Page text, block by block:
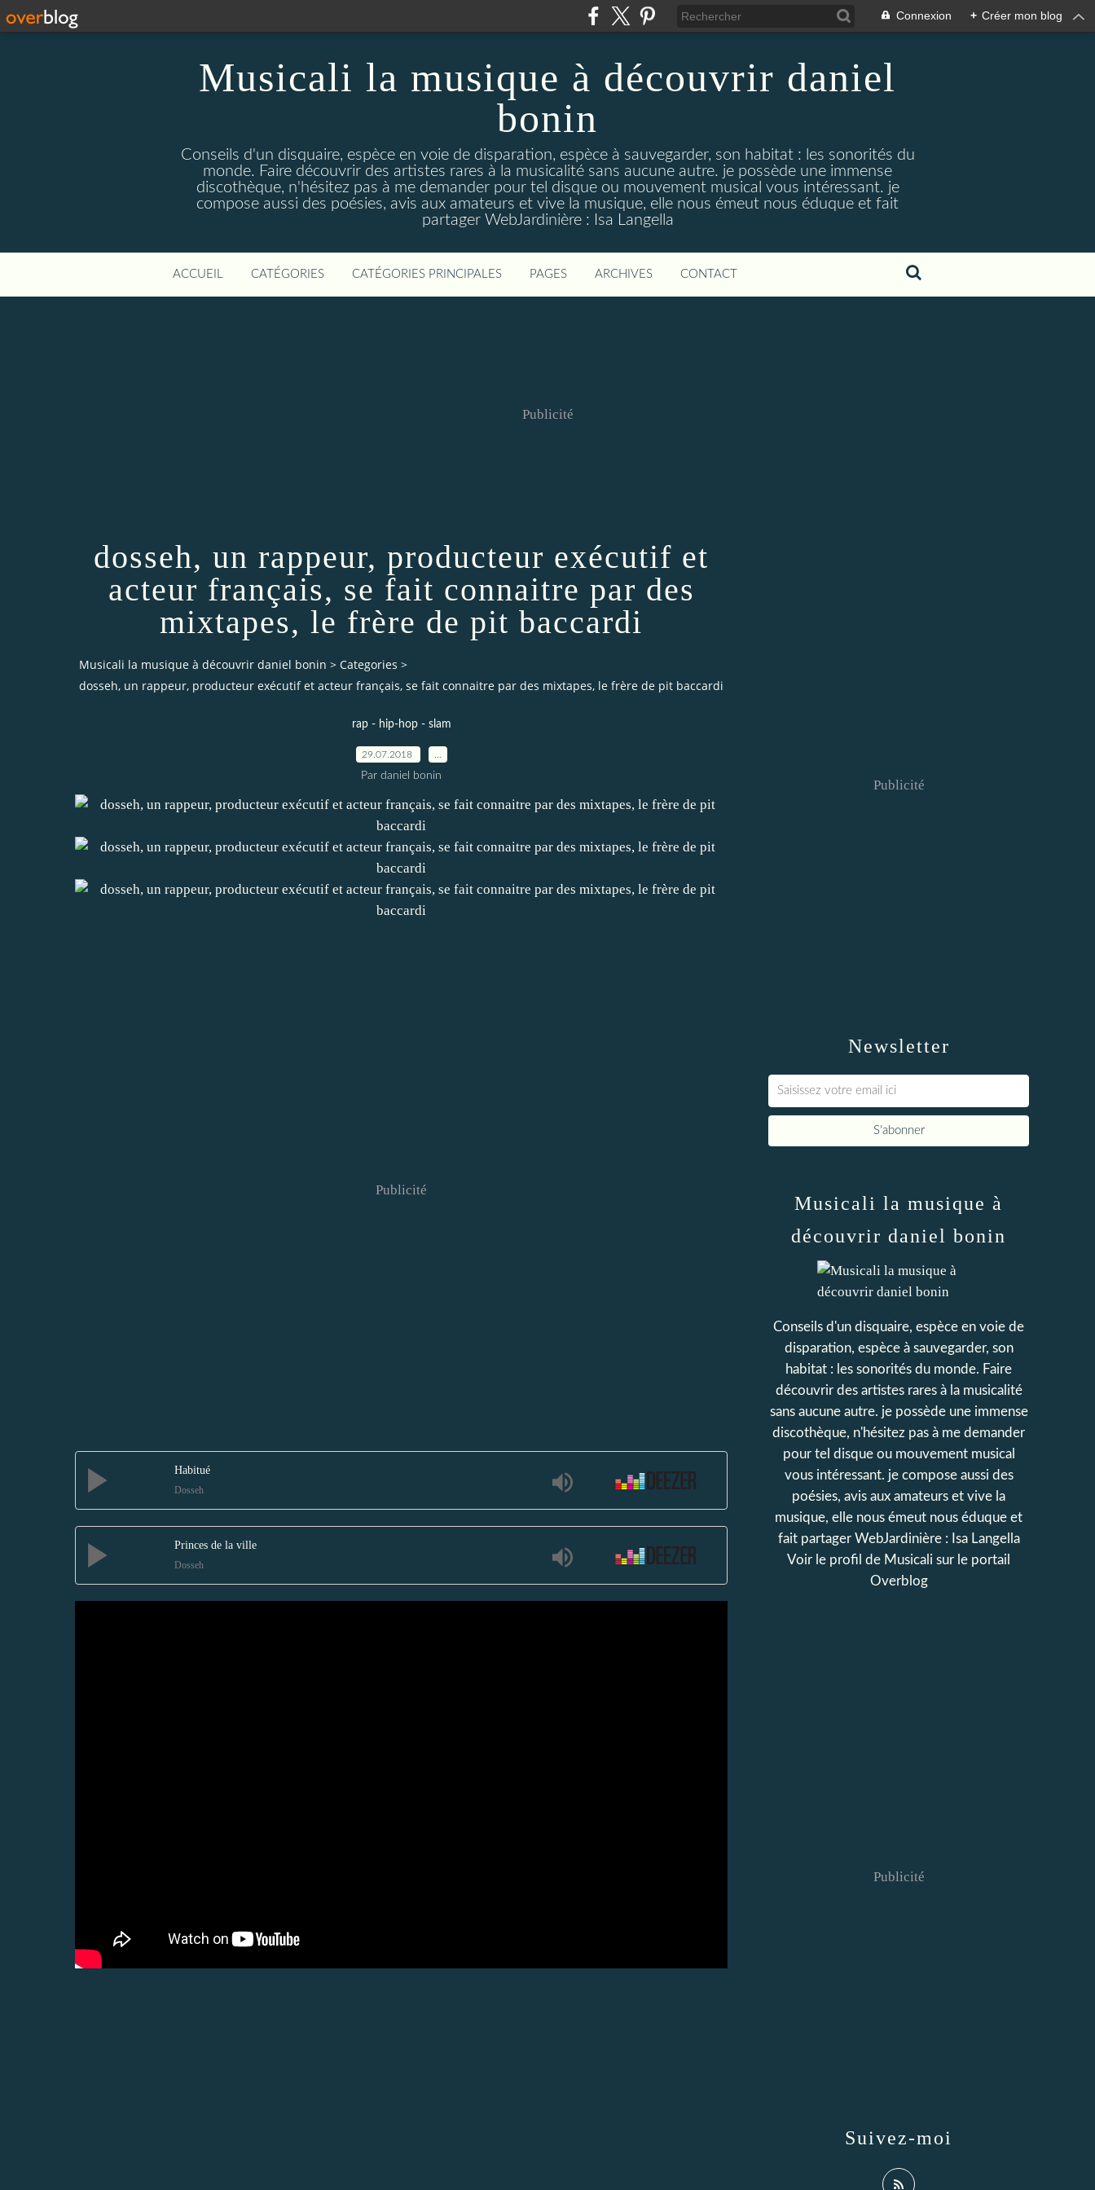
Connexion + Créer mon blog
Musicali la musique à découvrir daniel
bonin
Conseils d'un disquaire, espèce en voie de disparation, espèce à sauvegarder, son habitat : les sonorités du
monde. Faire découvrir des artistes rares à la musicalité sans aucune autre. je possède une immense
discothèque, n'hésitez pas à me demander pour tel disque ou mouvement musical vous intéressant. je
compose aussi des poésies, avis aux amateurs et vive la musique, elle nous émeut nous éduque et fait
partager WebJardinière : Isa Langella
ACCUEIL CATÉGORIES CATÉGORIES PRINCIPALES PAGES ARCHIVES CONTACT
Publicité
dosseh, un rappeur, producteur exécutif et
acteur français, se fait connaitre par des
mixtapes, le frère de pit baccardi
Musicali la musique à découvrir daniel bonin > Categories >
dosseh, un rappeur, producteur exécutif et acteur français, se fait connaitre par des mixtapes, le frère de pit baccardi
rap - hip-hop - slam
29.07.2018
Par daniel bonin
Publicité
Habitué
Dosseh
Princes de la ville
Dosseh
Newsletter
Publicité
Musicali la musique à
découvrir daniel bonin
Conseils d'un disquaire, espèce en voie de
disparation, espèce à sauvegarder, son
habitat : les sonorités du monde. Faire
découvrir des artistes rares à la musicalité
sans aucune autre. je possède une immense
discothèque, n'hésitez pas à me demander
pour tel disque ou mouvement musical
vous intéressant. je compose aussi des
poésies, avis aux amateurs et vive la
musique, elle nous émeut nous éduque et
fait partager WebJardinière : Isa Langella
Voir le profil de Musicali sur le portail
Overblog
Suivez-moi
Publicité